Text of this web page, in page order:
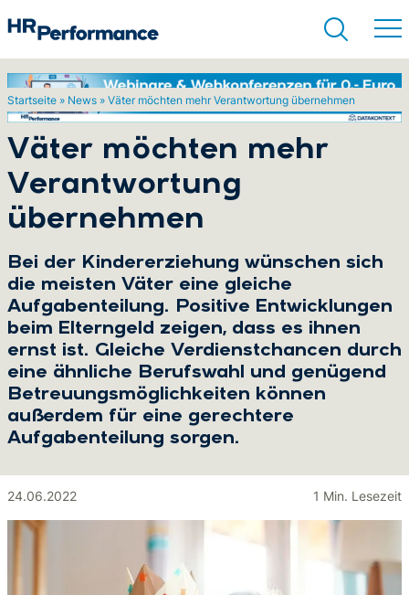
Startseite » News » Väter möchten mehr Verantwortung übernehmen
Väter möchten mehr
Verantwortung
übernehmen
Bei der Kindererziehung wünschen sich
die meisten Väter eine gleiche
Aufgabenteilung. Positive Entwicklungen
beim Elterngeld zeigen, dass es ihnen
ernst ist. Gleiche Verdienstchancen durch
eine ähnliche Berufswahl und genügend
Betreuungsmöglichkeiten können
außerdem für eine gerechtere
Aufgabenteilung sorgen.
24.06.2022 1 Min. Lesezeit